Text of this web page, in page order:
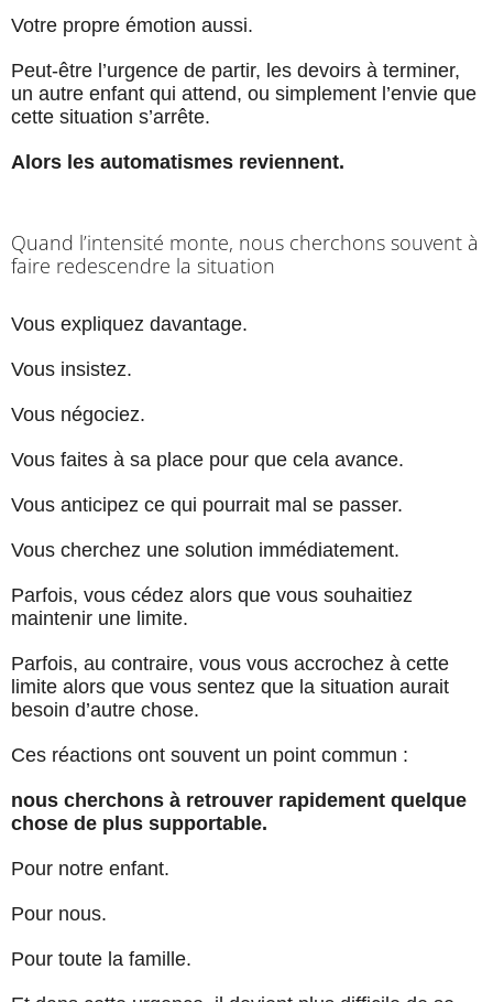
Votre propre émotion aussi.
Peut-être l’urgence de partir, les devoirs à terminer,
un autre enfant qui attend, ou simplement l’envie que
cette situation s’arrête.
Alors les automatismes reviennent.
Quand l’intensité monte, nous cherchons souvent à
faire redescendre la situation
Vous expliquez davantage.
Vous insistez.
Vous négociez.
Vous faites à sa place pour que cela avance.
Vous anticipez ce qui pourrait mal se passer.
Vous cherchez une solution immédiatement.
Parfois, vous cédez alors que vous souhaitiez
maintenir une limite.
Parfois, au contraire, vous vous accrochez à cette
limite alors que vous sentez que la situation aurait
besoin d’autre chose.
Ces réactions ont souvent un point commun :
nous cherchons à retrouver rapidement quelque
chose de plus supportable.
Pour notre enfant.
Pour nous.
Pour toute la famille.